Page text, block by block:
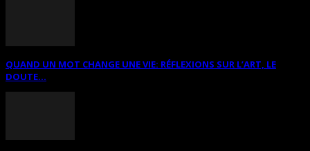
QUAND UN MOT CHANGE UNE VIE: RÉFLEXIONS SUR L’ART, LE
DOUTE...